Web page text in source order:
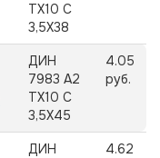
TX10 C
3,5X38
ДИН
7983 А2
TX10 C
3,5X45
4.05
руб.
ДИН
4.62